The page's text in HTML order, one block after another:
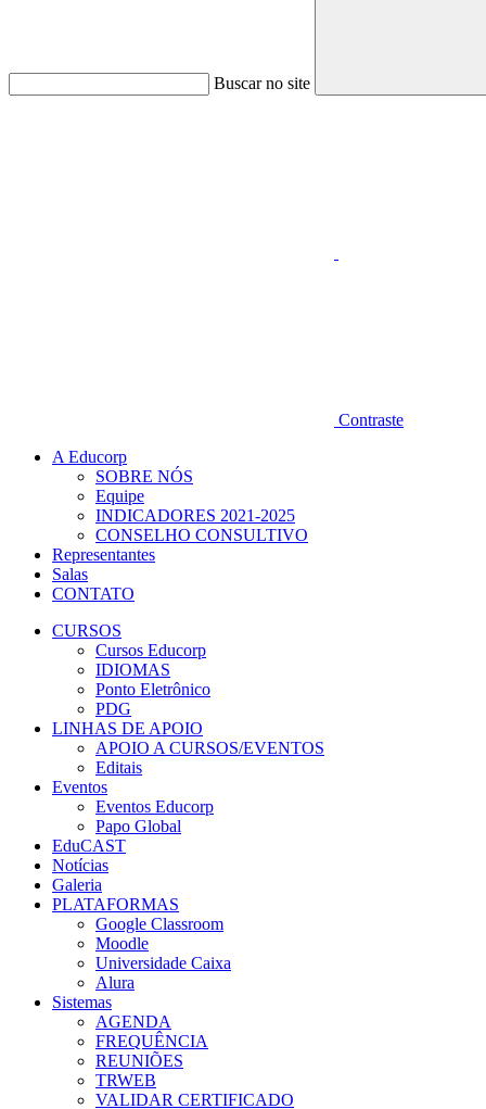
Buscar no site
Contraste
A Educorp
SOBRE NÓS
Equipe
INDICADORES 2021-2025
CONSELHO CONSULTIVO
Representantes
Salas
CONTATO
CURSOS
Cursos Educorp
IDIOMAS
Ponto Eletrônico
PDG
LINHAS DE APOIO
APOIO A CURSOS/EVENTOS
Editais
Eventos
Eventos Educorp
Papo Global
EduCAST
Notícias
Galeria
PLATAFORMAS
Google Classroom
Moodle
Universidade Caixa
Alura
Sistemas
AGENDA
FREQUÊNCIA
REUNIÕES
TRWEB
VALIDAR CERTIFICADO